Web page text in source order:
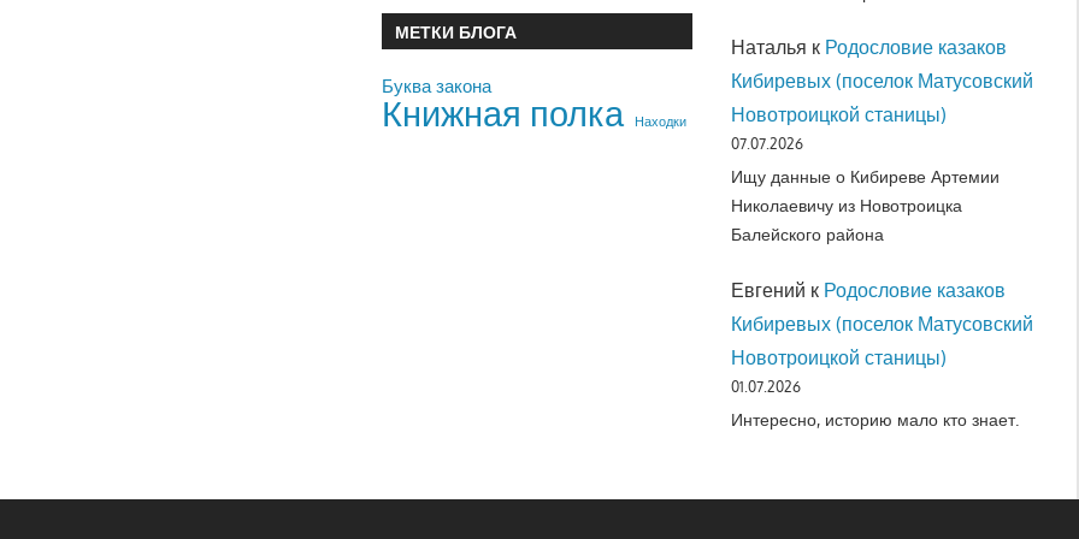
МЕТКИ БЛОГА
Буква закона
Книжная полка Находки
Наталья к Родословие казаков
Кибиревых (поселок Матусовский
Новотроицкой станицы)
07.07.2026
Ищу данные о Кибиреве Артемии
Николаевичу из Новотроицка
Балейского района
Евгений к Родословие казаков
Кибиревых (поселок Матусовский
Новотроицкой станицы)
01.07.2026
Интересно, историю мало кто знает.